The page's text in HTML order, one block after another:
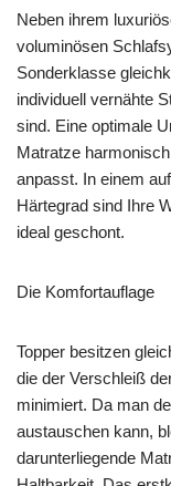
Neben ihrem
voluminösen
Sonderklasse
individuell vernähte
sind. Eine optimale
Matratze
anpasst. In einem
Härtegrad sind Ihre
ideal geschont.
Die Komfortauflage
Topper besitzen
die der Verschleiß
minimiert. Da man
austauschen kann,
darunterliegende